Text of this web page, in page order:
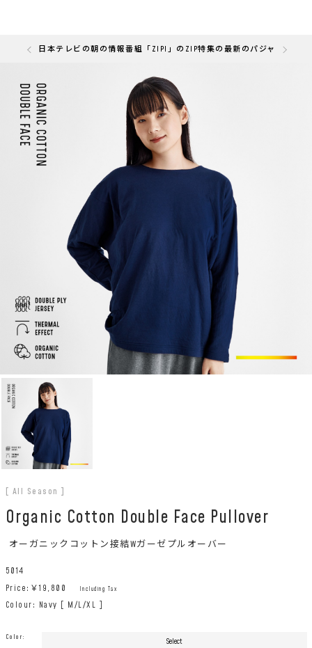
快眠部門」を受賞しました
日本テレビの朝の情報番組「ZIP!」のZIP特集の最新のパジャマとし
[ All Season ]
Organic Cotton Double Face Pullover
オーガニックコットン接結Wガーゼプルオーバー
5014
Price:￥19,800 Including Tax
Colour: Navy [ M/L/XL ]
Color: